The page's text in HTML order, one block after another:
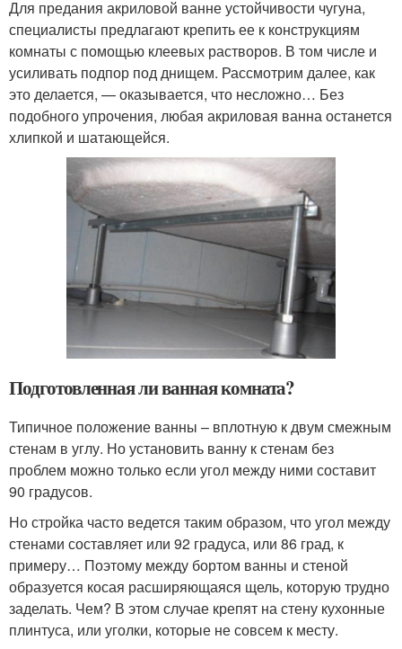
Для предания акриловой ванне устойчивости чугуна,
специалисты предлагают крепить ее к конструкциям
комнаты с помощью клеевых растворов. В том числе и
усиливать подпор под днищем. Рассмотрим далее, как
это делается, — оказывается, что несложно… Без
подобного упрочения, любая акриловая ванна останется
хлипкой и шатающейся.
Подготовленная ли ванная комната?
Типичное положение ванны – вплотную к двум смежным
стенам в углу. Но установить ванну к стенам без
проблем можно только если угол между ними составит
90 градусов.
Но стройка часто ведется таким образом, что угол между
стенами составляет или 92 градуса, или 86 град, к
примеру… Поэтому между бортом ванны и стеной
образуется косая расширяющаяся щель, которую трудно
заделать. Чем? В этом случае крепят на стену кухонные
плинтуса, или уголки, которые не совсем к месту.